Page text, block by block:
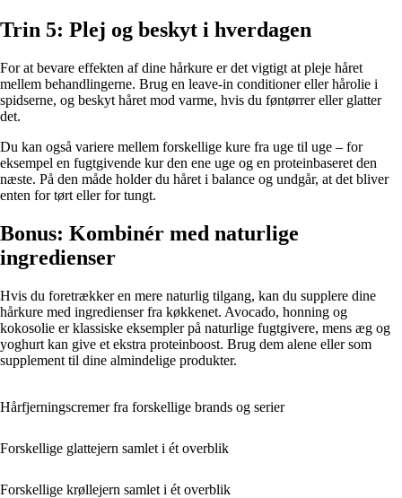
Trin 5: Plej og beskyt i hverdagen
For at bevare effekten af dine hårkure er det vigtigt at pleje håret
mellem behandlingerne. Brug en leave-in conditioner eller hårolie i
spidserne, og beskyt håret mod varme, hvis du føntørrer eller glatter
det.
Du kan også variere mellem forskellige kure fra uge til uge – for
eksempel en fugtgivende kur den ene uge og en proteinbaseret den
næste. På den måde holder du håret i balance og undgår, at det bliver
enten for tørt eller for tungt.
Bonus: Kombinér med naturlige
ingredienser
Hvis du foretrækker en mere naturlig tilgang, kan du supplere dine
hårkure med ingredienser fra køkkenet. Avocado, honning og
kokosolie er klassiske eksempler på naturlige fugtgivere, mens æg og
yoghurt kan give et ekstra proteinboost. Brug dem alene eller som
supplement til dine almindelige produkter.
Hårfjerningscremer fra forskellige brands og serier
Forskellige glattejern samlet i ét overblik
Forskellige krøllejern samlet i ét overblik